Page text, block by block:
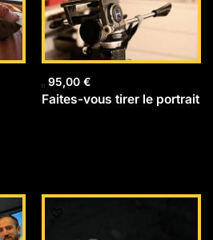
95,00 €
Faites-vous tirer le portrait